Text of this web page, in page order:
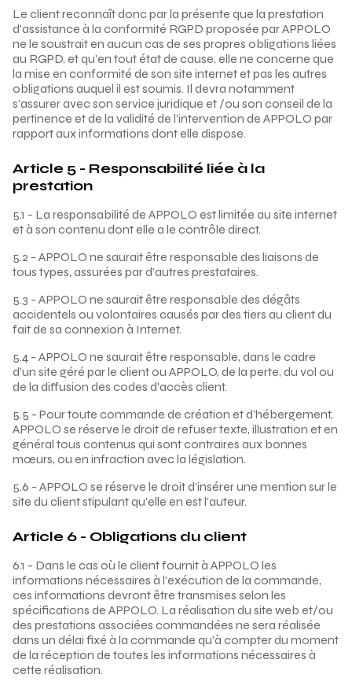
Le client reconnaît donc par la présente que la prestation
d'assistance à la conformité RGPD proposée par APPOLO
ne le soustrait en aucun cas de ses propres obligations liées
au RGPD, et qu'en tout état de cause, elle ne concerne que
la mise en conformité de son site internet et pas les autres
obligations auquel il est soumis. Il devra notamment
s'assurer avec son service juridique et /ou son conseil de la
pertinence et de la validité de l'intervention de APPOLO par
rapport aux informations dont elle dispose.
Article 5 - Responsabilité liée à la
prestation
5.1 - La responsabilité de APPOLO est limitée au site internet
et à son contenu dont elle a le contrôle direct.
5.2 - APPOLO ne saurait être responsable des liaisons de
tous types, assurées par d’autres prestataires.
5.3 - APPOLO ne saurait être responsable des dégâts
accidentels ou volontaires causés par des tiers au client du
fait de sa connexion à Internet.
5.4 - APPOLO ne saurait être responsable, dans le cadre
d'un site géré par le client ou APPOLO, de la perte, du vol ou
de la diffusion des codes d'accès client.
5.5 - Pour toute commande de création et d’hébergement,
APPOLO se réserve le droit de refuser texte, illustration et en
général tous contenus qui sont contraires aux bonnes
mœurs, ou en infraction avec la législation.
5.6 - APPOLO se réserve le droit d'insérer une mention sur le
site du client stipulant qu'elle en est l'auteur.
Article 6 - Obligations du client
6.1 - Dans le cas où le client fournit à APPOLO les
informations nécessaires à l'exécution de la commande,
ces informations devront être transmises selon les
spécifications de APPOLO. La réalisation du site web et/ou
des prestations associées commandées ne sera réalisée
dans un délai fixé à la commande qu'à compter du moment
de la réception de toutes les informations nécessaires à
cette réalisation.